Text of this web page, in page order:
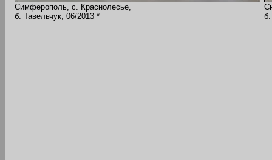
Симферополь, с. Краснолесье,
б. Тавельчук, 06/2013 *
б.